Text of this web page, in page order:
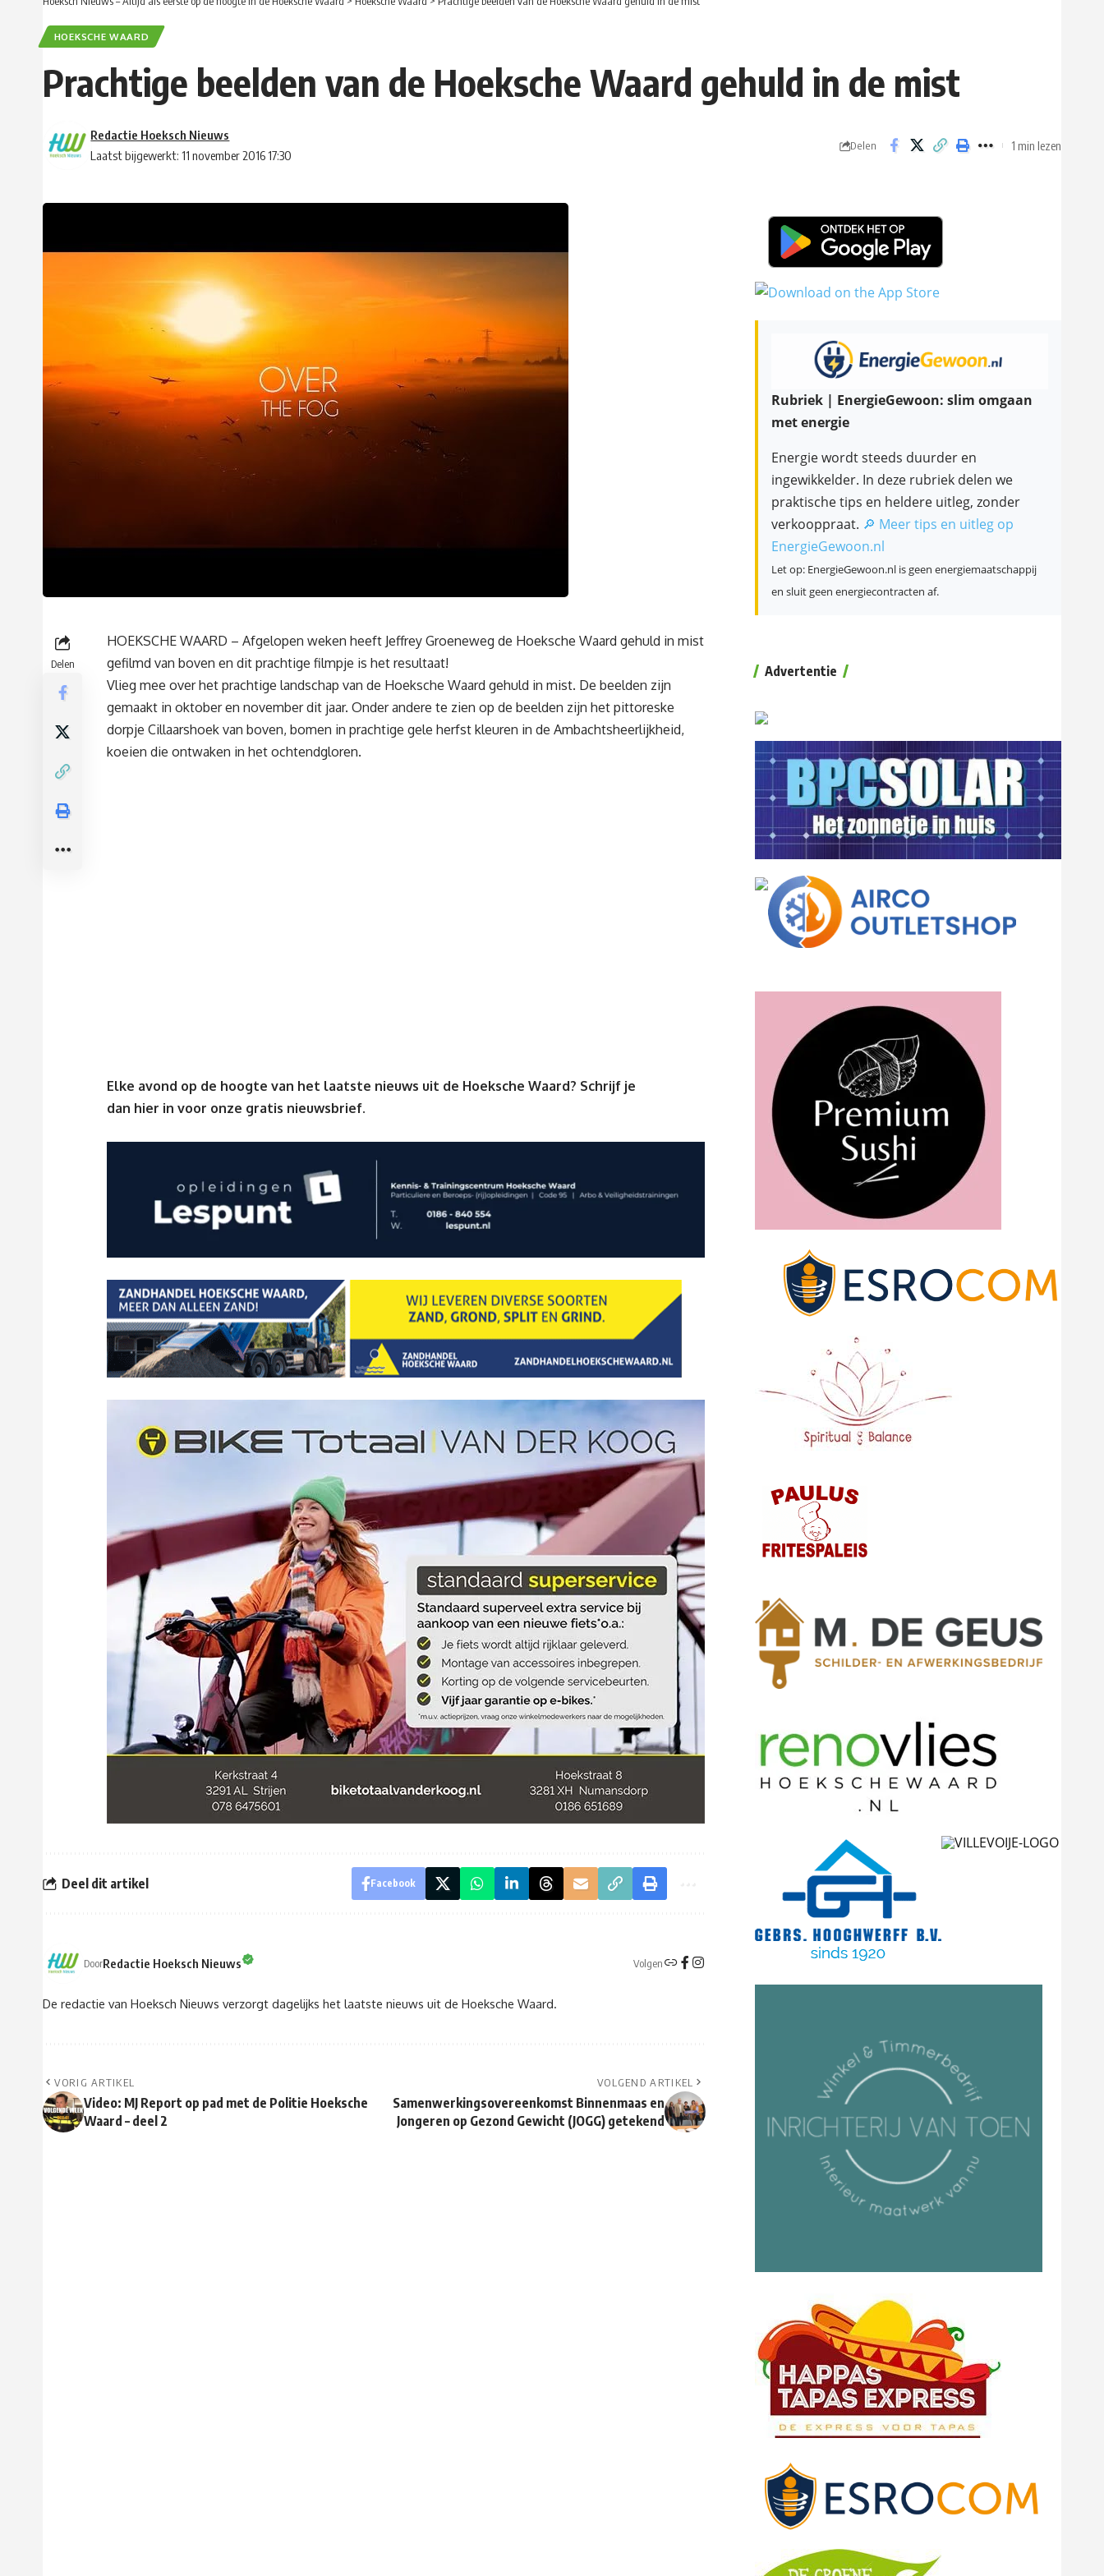
HOEKSCHE WAARD
Prachtige beelden van de Hoeksche Waard gehuld in de mist
Laatst bijgewerkt: 11 november 2016 17:30
Redactie Hoeksch Nieuws
Delen 1 min lezen
Delen
HOEKSCHE WAARD – Afgelopen weken heeft Jeffrey Groeneweg de Hoeksche Waard gehuld in mist
gefilmd van boven en dit prachtige filmpje is het resultaat!
Vlieg mee over het prachtige landschap van de Hoeksche Waard gehuld in mist. De beelden zijn
gemaakt in oktober en november dit jaar. Onder andere te zien op de beelden zijn het pittoreske
dorpje Cillaarshoek van boven, bomen in prachtige gele herfst kleuren in de Ambachtsheerlijkheid,
koeien die ontwaken in het ochtendgloren.
Elke avond op de hoogte van het laatste nieuws uit de Hoeksche Waard? Schrijf je
dan hier in voor onze gratis nieuwsbrief.
Deel dit artikel Facebook
DoorRedactie Hoeksch Nieuws Volgen
De redactie van Hoeksch Nieuws verzorgt dagelijks het laatste nieuws uit de Hoeksche Waard.
VORIG ARTIKEL
Video: MJ Report op pad met de Politie Hoeksche
Waard – deel 2
VOLGEND ARTIKEL
Samenwerkingsovereenkomst Binnenmaas en
Jongeren op Gezond Gewicht (JOGG) getekend
Rubriek | EnergieGewoon: slim omgaan
met energie
Energie wordt steeds duurder en
ingewikkelder. In deze rubriek delen we
praktische tips en heldere uitleg, zonder
verkooppraat. 🔎 Meer tips en uitleg op
EnergieGewoon.nl
Let op: EnergieGewoon.nl is geen energiemaatschappij
en sluit geen energiecontracten af.
Advertentie